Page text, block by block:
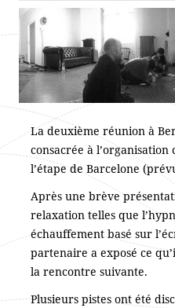
La deuxième réunion à
consacrée à
l’étape de Barcelone
Après une brève
relaxation telles que
échauffement basé sur
partenaire a exposé ce
la rencontre suivante.
Plusieurs pistes ont été